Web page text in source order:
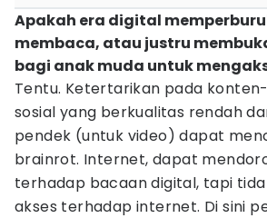
Apakah era digital
membaca, atau justru
bagi anak muda untuk
Tentu. Ketertarikan pada
sosial yang berkualitas rendah
pendek (untuk video) dapat
brainrot. Internet, dapat
terhadap bacaan digital, tapi
akses terhadap internet. Di sini